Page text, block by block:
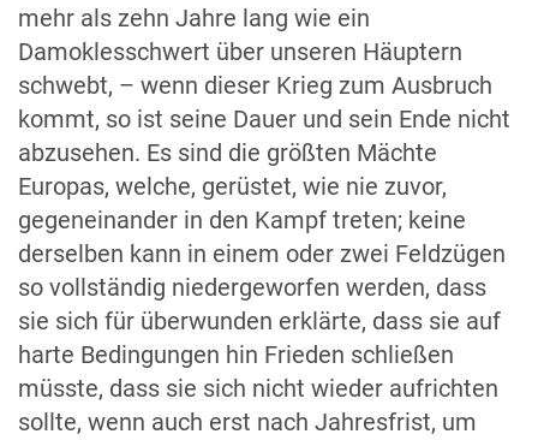
mehr als zehn Jahre lang wie ein
Damoklesschwert über unseren Häuptern
schwebt, – wenn dieser Krieg zum Ausbruch
kommt, so ist seine Dauer und sein Ende nicht
abzusehen. Es sind die größten Mächte
Europas, welche, gerüstet, wie nie zuvor,
gegeneinander in den Kampf treten; keine
derselben kann in einem oder zwei Feldzügen
so vollständig niedergeworfen werden, dass
sie sich für überwunden erklärte, dass sie auf
harte Bedingungen hin Frieden schließen
müsste, dass sie sich nicht wieder aufrichten
sollte, wenn auch erst nach Jahresfrist, um